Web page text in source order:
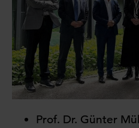
Prof. Dr. Günter